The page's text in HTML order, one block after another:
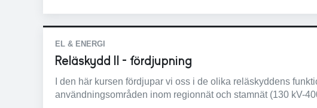
EL & ENERGI
Reläskydd II - fördjupning
I den här kursen fördjupar vi oss i de olika reläskyddens
användningsområden inom regionnät och stamnät (130 kV-